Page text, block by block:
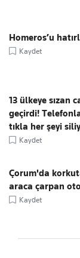
Homeros’u
Kaydet
13 ülkeye sızan
geçirdi!
tıkla her şeyi
Kaydet
Çorum'da
araca çarpan
Kaydet